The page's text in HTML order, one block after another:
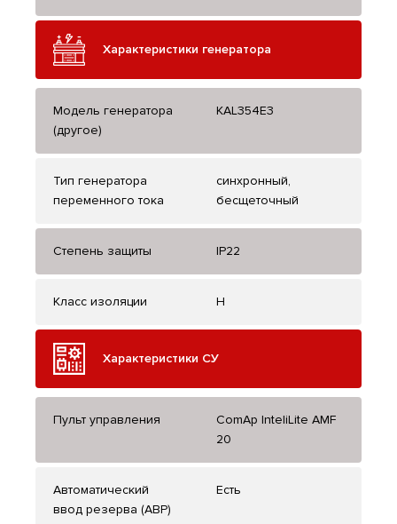
Характеристики генератора
Модель генератора
(другое)
KAL354E3
Тип генератора
переменного тока
синхронный,
бесщеточный
Степень защиты IP22
Класс изоляции H
Характеристики СУ
Пульт управления
ComAp InteliLite AMF
20
Автоматический
ввод резерва (АВР)
Есть